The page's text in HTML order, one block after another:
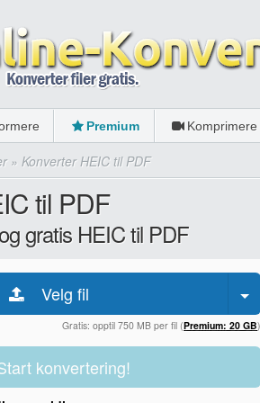
Premium Komprimere
» Konverter HEIC til PDF
til PDF
gratis HEIC til PDF
Velg fil
Gratis: opptil 750 MB per fil (Premium: 20 GB)
konvertering!